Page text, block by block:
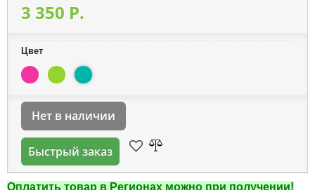
3 350 P.
Цвет
Нет в наличии
Быстрый заказ
Оплатить товар в Регионах можно при получении!